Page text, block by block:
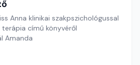
Anna klinikai szakpszichológussal
című könyvéről
Amanda